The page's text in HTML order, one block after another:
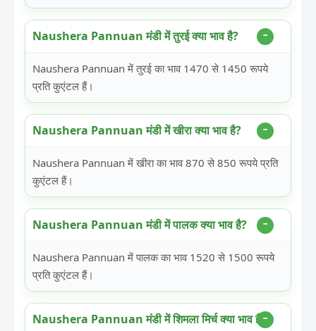
Naushera Pannuan मंडी में तुरई क्या भाव है?
Naushera Pannuan में तुरई का भाव 1470 से 1450 रूपये
प्रति कुएंटल हैं।
Naushera Pannuan मंडी में खीरा क्या भाव है?
Naushera Pannuan में खीरा का भाव 870 से 850 रूपये प्रति
कुएंटल हैं।
Naushera Pannuan मंडी में पालक क्या भाव है?
Naushera Pannuan में पालक का भाव 1520 से 1500 रूपये
प्रति कुएंटल हैं।
Naushera Pannuan मंडी में शिमला मिर्च क्या भाव है?